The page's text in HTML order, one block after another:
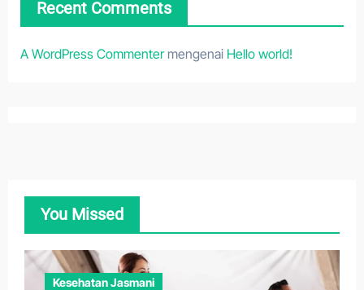
Recent Comments
A WordPress Commentermengenai Hello world!
You Missed
Kesehatan Jasmani